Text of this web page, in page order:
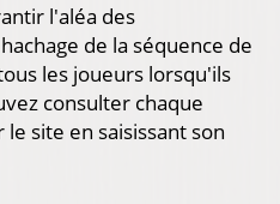
l'aléa des
de la séquence de
les joueurs lorsqu'ils
consulter chaque
site en saisissant son